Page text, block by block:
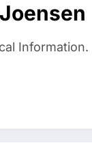
Information.